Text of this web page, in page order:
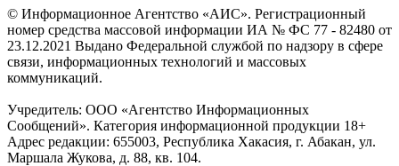
© Информационное Агентство «АИС». Регистрационный
номер средства массовой информации ИА № ФС 77 - 82480 от
23.12.2021 Выдано Федеральной службой по надзору в сфере
связи, информационных технологий и массовых
коммуникаций.
Учредитель: ООО «Агентство Информационных
Сообщений». Категория информационной продукции 18+
Адрес редакции: 655003, Республика Хакасия, г. Абакан, ул.
Маршала Жукова, д. 88, кв. 104.